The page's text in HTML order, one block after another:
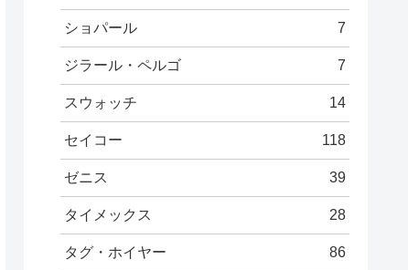
ショパール 7
ジラール・ペルゴ 7
スウォッチ 14
セイコー 118
ゼニス 39
タイメックス 28
タグ・ホイヤー 86